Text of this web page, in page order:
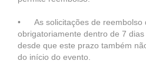
• As solicitações de reembolso
obrigatoriamente dentro de 7
desde que este prazo também
do início do evento.